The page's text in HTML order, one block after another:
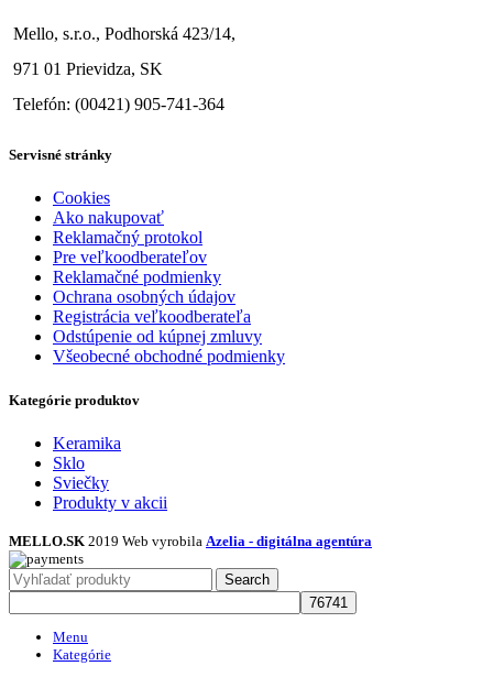
Mello, s.r.o., Podhorská 423/14,
971 01 Prievidza, SK
Telefón: (00421) 905-741-364
Servisné stránky
Cookies
Ako nakupovať
Reklamačný protokol
Pre veľkoodberateľov
Reklamačné podmienky
Ochrana osobných údajov
Registrácia veľkoodberateľa
Odstúpenie od kúpnej zmluvy
Všeobecné obchodné podmienky
Kategórie produktov
Keramika
Sklo
Sviečky
Produkty v akcii
MELLO.SK 2019 Web vyrobila Azelia - digitálna agentúra
Search
Menu
Kategórie